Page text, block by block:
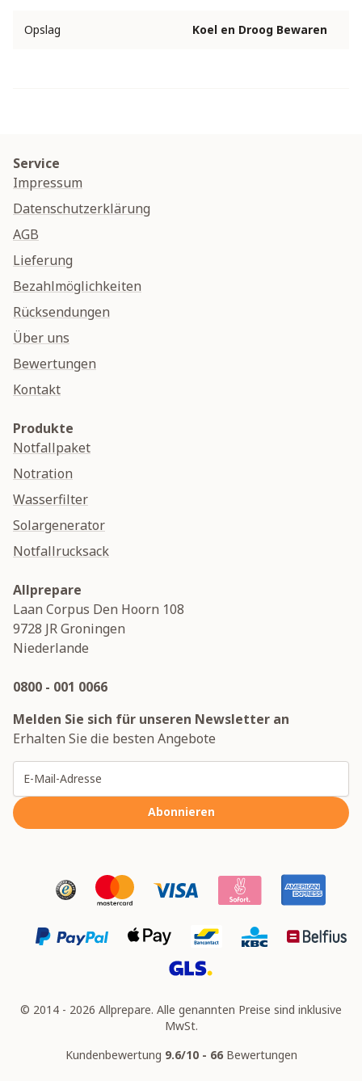
Opslag Koel en Droog Bewaren
Service
Impressum
Datenschutzerklärung
AGB
Lieferung
Bezahlmöglichkeiten
Rücksendungen
Über uns
Bewertungen
Kontakt
Produkte
Notfallpaket
Notration
Wasserfilter
Solargenerator
Notfallrucksack
Allprepare
Laan Corpus Den Hoorn 108
9728 JRGroningen
Niederlande
0800 - 001 0066
Melden Sie sich für unseren Newsletter an
Erhalten Sie die besten Angebote
Abonnieren
© 2014 - 2026 Allprepare. Alle genannten Preise sind inklusive
MwSt.
Kundenbewertung 9.6/10 - 66Bewertungen